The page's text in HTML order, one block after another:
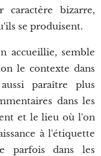
caractère bizarre,
se produisent.
accueillie, semble
le contexte dans
paraître plus
dans les
et le lieu où l'on
à l'étiquette
parfois dans les